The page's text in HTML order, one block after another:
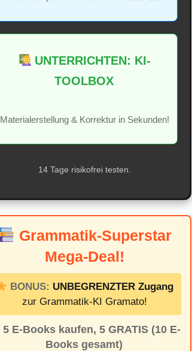
UNTERRICHTEN: KI-
TOOLBOX
Materialerstellung & Korrektur in Sekunden!
14 Tage risikofrei testen.
Grammatik-Superstar
Mega-Deal!
BONUS: UNBEGRENZTER Zugang
zur Grammatik-KI Gramato!
5 E-Books kaufen, 5 GRATIS (10 E-
Books gesamt)